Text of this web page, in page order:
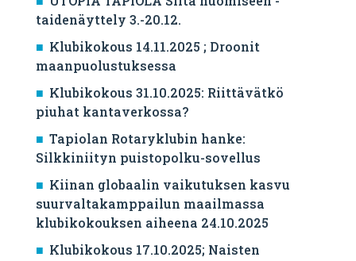
taidenäyttely 3.-20.12.
Klubikokous 14.11.2025 ; Droonit
maanpuolustuksessa
Klubikokous 31.10.2025: Riittävätkö
piuhat kantaverkossa?
Tapiolan Rotaryklubin hanke:
Silkkiniityn puistopolku-sovellus
Kiinan globaalin vaikutuksen kasvu
suurvaltakamppailun maailmassa
klubikokouksen aiheena 24.10.2025
Klubikokous 17.10.2025; Naisten